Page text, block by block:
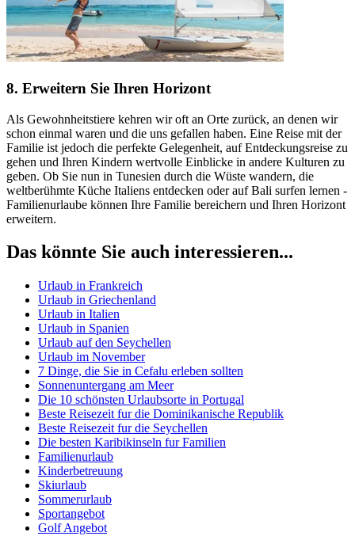
8. Erweitern Sie Ihren Horizont
Als Gewohnheitstiere kehren wir oft an Orte zurück, an denen wir
schon einmal waren und die uns gefallen haben. Eine Reise mit der
Familie ist jedoch die perfekte Gelegenheit, auf Entdeckungsreise zu
gehen und Ihren Kindern wertvolle Einblicke in andere Kulturen zu
geben. Ob Sie nun in Tunesien durch die Wüste wandern, die
weltberühmte Küche Italiens entdecken oder auf Bali surfen lernen -
Familienurlaube können Ihre Familie bereichern und Ihren Horizont
erweitern.
Das könnte Sie auch interessieren...
Urlaub in Frankreich
Urlaub in Griechenland
Urlaub in Italien
Urlaub in Spanien
Urlaub auf den Seychellen
Urlaub im November
7 Dinge, die Sie in Cefalu erleben sollten
Sonnenuntergang am Meer
Die 10 schönsten Urlaubsorte in Portugal
Beste Reisezeit fur die Dominikanische Republik
Beste Reisezeit fur die Seychellen
Die besten Karibikinseln fur Familien
Familienurlaub
Kinderbetreuung
Skiurlaub
Sommerurlaub
Sportangebot
Golf Angebot